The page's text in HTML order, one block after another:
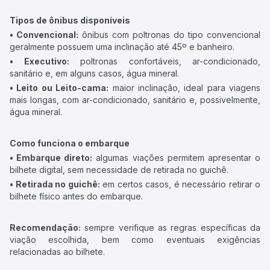
Tipos de ônibus disponíveis
• Convencional: ônibus com poltronas do tipo convencional
geralmente possuem uma inclinação até 45º e banheiro.
• Executivo: poltronas confortáveis, ar-condicionado,
sanitário e, em alguns casos, água mineral.
• Leito ou Leito-cama: maior inclinação, ideal para viagens
mais longas, com ar-condicionado, sanitário e, possivelmente,
água mineral.
Como funciona o embarque
• Embarque direto: algumas viações permitem apresentar o
bilhete digital, sem necessidade de retirada no guichê.
• Retirada no guichê: em certos casos, é necessário retirar o
bilhete físico antes do embarque.
Recomendação: sempre verifique as regras específicas da
viação escolhida, bem como eventuais exigências
relacionadas ao bilhete.